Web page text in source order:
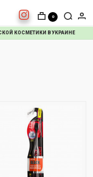
0
КОСМЕТИКИ В УКРАИНЕ